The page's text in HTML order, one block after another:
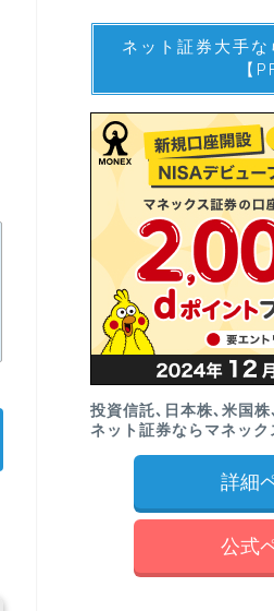
ネット証券大手
【
投資信託､日本株､米国
ネット証券ならマネック
詳細
公式